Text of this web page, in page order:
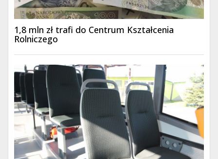
1,8 mln zł trafi do Centrum Kształcenia
Rolniczego